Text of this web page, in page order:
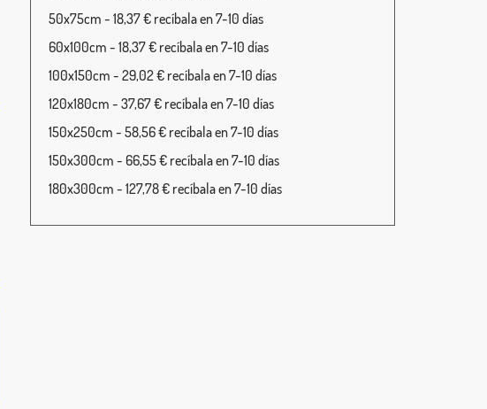
50x75cm - 18,37 € recíbala en 7-10 días
60x100cm - 18,37 € recíbala en 7-10 días
100x150cm - 29,02 € recíbala en 7-10 días
120x180cm - 37,67 € recíbala en 7-10 días
150x250cm - 58,56 € recíbala en 7-10 días
150x300cm - 66,55 € recíbala en 7-10 días
180x300cm - 127,78 € recíbala en 7-10 días